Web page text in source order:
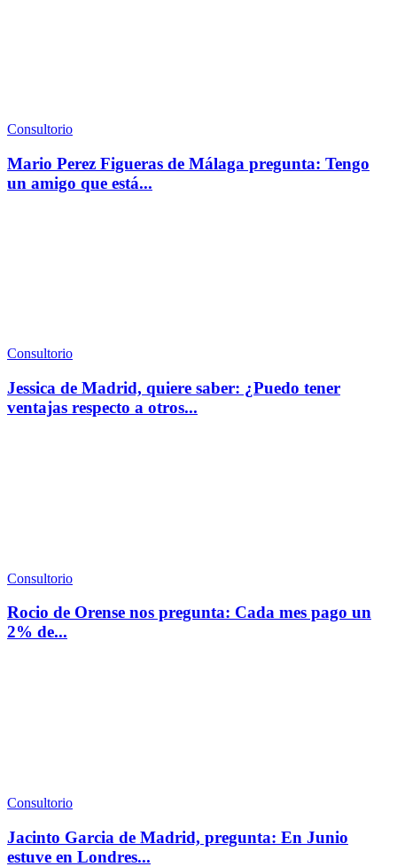
Consultorio
Mario Perez Figueras de Málaga pregunta: Tengo
un amigo que está...
Consultorio
Jessica de Madrid, quiere saber: ¿Puedo tener
ventajas respecto a otros...
Consultorio
Rocio de Orense nos pregunta: Cada mes pago un
2% de...
Consultorio
Jacinto Garcia de Madrid, pregunta: En Junio
estuve en Londres...